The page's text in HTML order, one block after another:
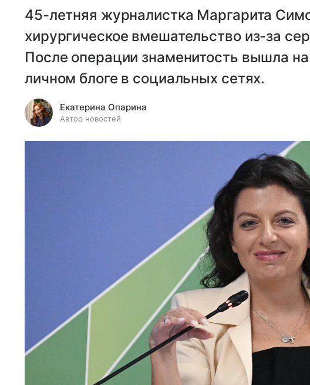
45-летняя журналистка Маргарита
хирургическое вмешательство из-за
После операции знаменитость вышла
личном блоге в социальных сетях.
Екатерина Опарина
Автор новостей